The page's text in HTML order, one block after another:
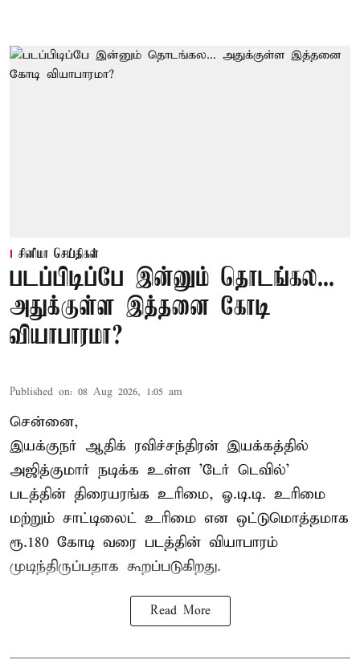
சினிமா செய்திகள்
படப்பிடிப்பே இன்னும் தொடங்கல...
அதுக்குள்ள இத்தனை கோடி
வியாபாரமா?
Published on: 08 Aug 2026, 1:05 am
சென்னை,
இயக்குநர் ஆதிக் ரவிச்சந்திரன் இயக்கத்தில்
அஜித்குமார் நடிக்க உள்ள 'டேர் டெவில்'
படத்தின் திரையரங்க உரிமை, ஓ.டி.டி. உரிமை
மற்றும் சாட்டிலைட் உரிமை என ஒட்டுமொத்தமாக
ரூ.180 கோடி வரை படத்தின் வியாபாரம்
முடிந்திருப்பதாக கூறப்படுகிறது.
Read More